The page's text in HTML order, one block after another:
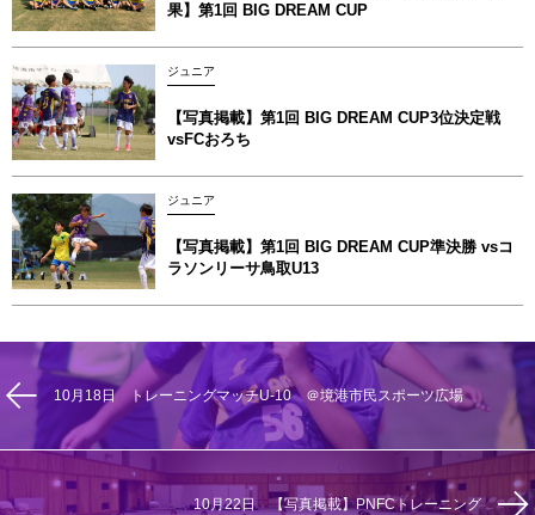
果】第1回 BIG DREAM CUP
ジュニア
【写真掲載】第1回 BIG DREAM CUP3位決定戦
vsFCおろち
ジュニア
【写真掲載】第1回 BIG DREAM CUP準決勝 vsコ
ラソンリーサ鳥取U13
10月18日 トレーニングマッチU-10 ＠境港市民スポーツ広場
10月22日 【写真掲載】PNFCトレーニング